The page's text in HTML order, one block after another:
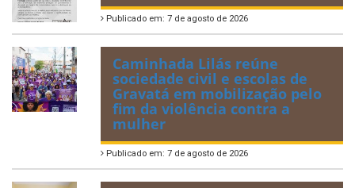
Publicado em: 7 de agosto de 2026
Caminhada Lilás reúne
sociedade civil e escolas de
Gravatá em mobilização pelo
fim da violência contra a
mulher
Publicado em: 7 de agosto de 2026